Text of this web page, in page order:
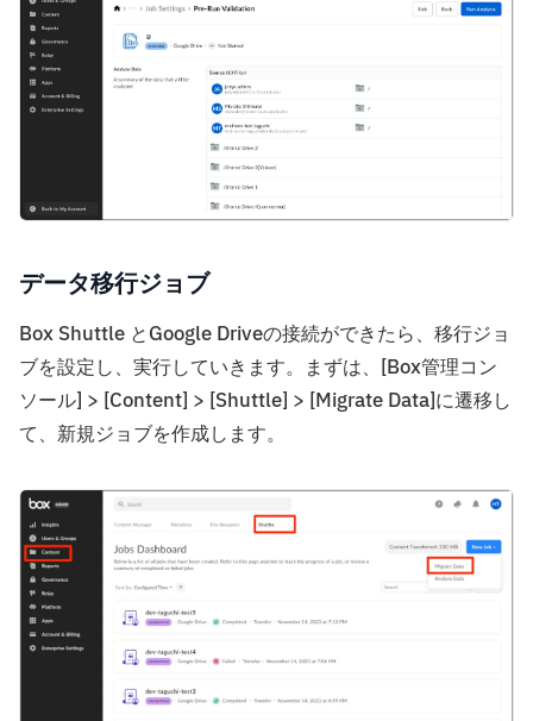
データ移行ジョブ
Box Shuttle とGoogle Driveの接続ができたら、移行ジョ
ブを設定し、実行していきます。まずは、[Box管理コン
ソール] > [Content] > [Shuttle] > [Migrate Data]に遷移し
て、新規ジョブを作成します。